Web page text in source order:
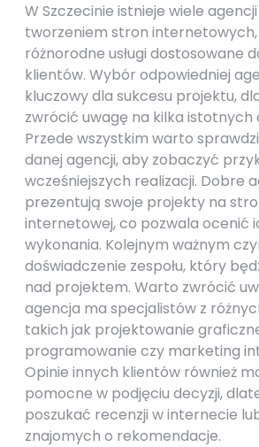
W Szczecinie istnieje wiele
tworzeniem stron
różnorodne usługi dostosowane
klientów. Wybór odpowiedniej
kluczowy dla sukcesu projektu,
zwrócić uwagę na kilka istotnych
Przede wszystkim warto
danej agencji, aby zobaczyć
wcześniejszych realizacji. Dobre
prezentują swoje projekty na
internetowej, co pozwala ocenić
wykonania. Kolejnym ważnym
doświadczenie zespołu, który
nad projektem. Warto zwrócić
agencja ma specjalistów z
takich jak projektowanie
programowanie czy marketing
Opinie innych klientów również
pomocne w podjęciu decyzji,
poszukać recenzji w internecie
znajomych o rekomendacje.